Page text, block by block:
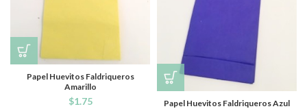
Papel Huevitos Faldriqueros
Amarillo
$1.75 Papel Huevitos Faldriqueros Azul